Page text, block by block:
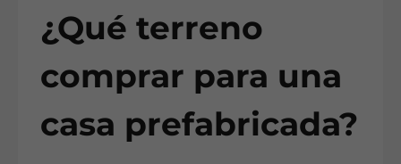
¿Qué terreno
comprar para una
casa prefabricada?